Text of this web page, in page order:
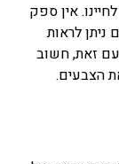
אין ספק
ניתן לראות
עם זאת, חשוב
הצבעים.